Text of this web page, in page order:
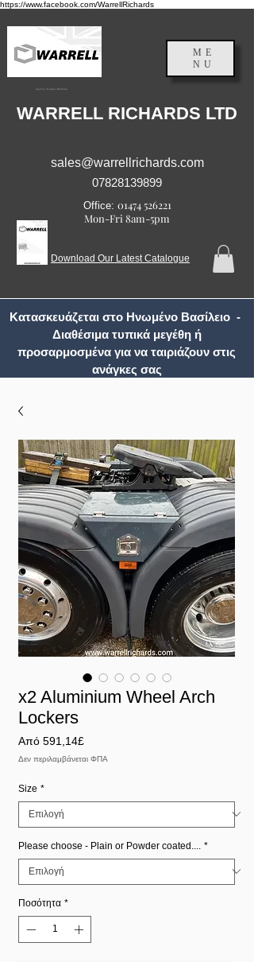
https://www.facebook.com/WarrellRichards
Αγγλία, Ηνωμένο Βασίλειο
ME
NU
WARRELL RICHARDS LTD
sales@warrellrichards.com
07828139899
Office: 01474 526221
Mon-Fri 8am-5pm
Download Our Latest Catalogue
Κατασκευάζεται στο Ηνωμένο Βασίλειο -
Διαθέσιμα τυπικά μεγέθη ή
προσαρμοσμένα για να ταιριάζουν στις
ανάγκες σας
x2 Aluminium Wheel Arch
Lockers
Από 591,14£
Έκπτωσης
Δεν περιλαμβάνεται ΦΠΑ
Size *
Please choose - Plain or Powder coated.... *
Ποσότητα *